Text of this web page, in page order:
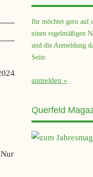
Ihr möchtet gern auf
einen regelmäßigen
und die Anmeldung
Seite.
anmelden
Querfeld